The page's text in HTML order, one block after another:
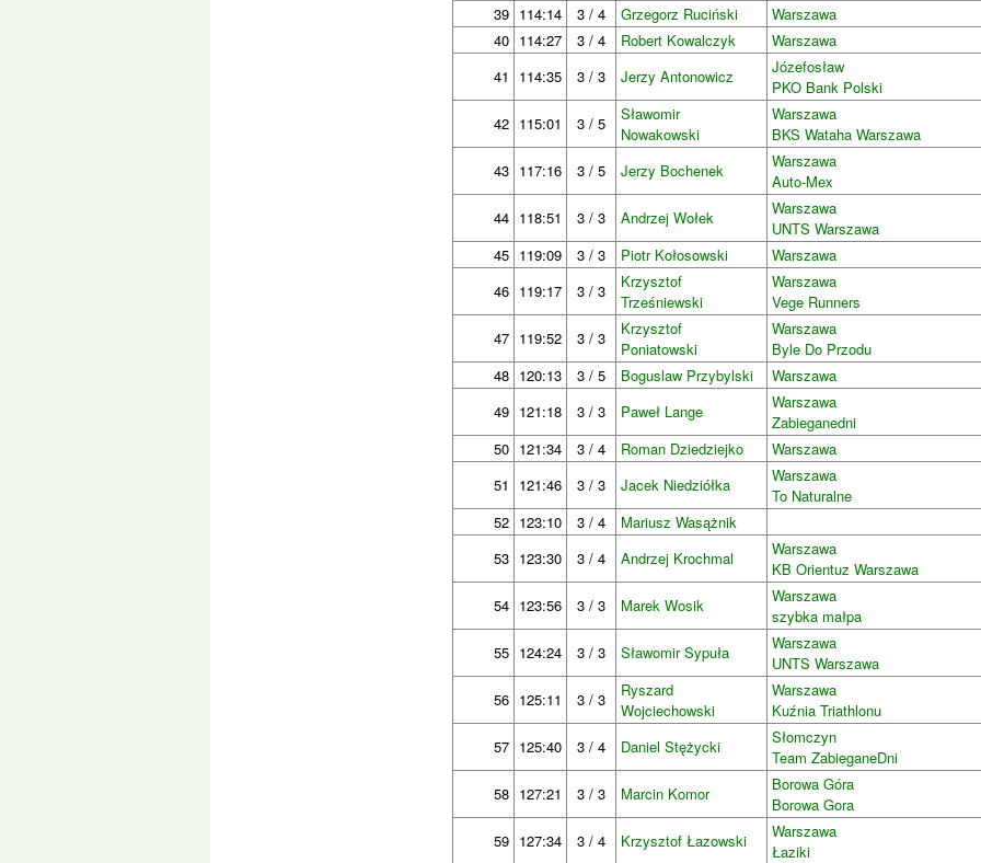
39 114:14 3 / 4 Grzegorz Ruciński
Warszawa
40 114:27 3 / 4 Robert Kowalczyk
Warszawa
41
114:35 3 / 3 Jerzy Antonowicz
Józefosław
PKO Bank Polski
42 115:01 3 / 5
Sławomir
Nowakowski
Warszawa
BKS Wataha Warszawa
43 117:16 3 / 5 Jerzy Bochenek
Warszawa
Auto-Mex
44 118:51 3 / 3 Andrzej Wołek
Warszawa
UNTS Warszawa
45 119:09 3 / 3 Piotr Kołosowski
Warszawa
46 119:17 3 / 3
Krzysztof
Trześniewski
Warszawa
Vege Runners
47 119:52 3 / 3
Krzysztof
Poniatowski
Warszawa
Byle Do Przodu
48 120:13 3 / 5 Boguslaw Przybylski
Warszawa
49 121:18 3 / 3 Paweł Lange
Warszawa
Zabieganedni
50 121:34 3 / 4 Roman Dziedziejko
Warszawa
51
121:46 3 / 3 Jacek Niedziółka
Warszawa
To Naturalne
52 123:10 3 / 4
Mariusz Wasążnik
53 123:30 3 / 4 Andrzej Krochmal
Warszawa
KB Orientuz Warszawa
54 123:56 3 / 3 Marek Wosik
Warszawa
szybka małpa
55 124:24 3 / 3 Sławomir Sypuła
Warszawa
UNTS Warszawa
56 125:11 3 / 3
Ryszard
Wojciechowski
Warszawa
Kuźnia Triathlonu
57 125:40 3 / 4 Daniel Stężycki
Słomczyn
Team ZabieganeDni
58 127:21 3 / 3 Marcin Komor
Borowa Góra
Borowa Gora
59 127:34 3 / 4 Krzysztof Łazowski
Warszawa
Łaziki